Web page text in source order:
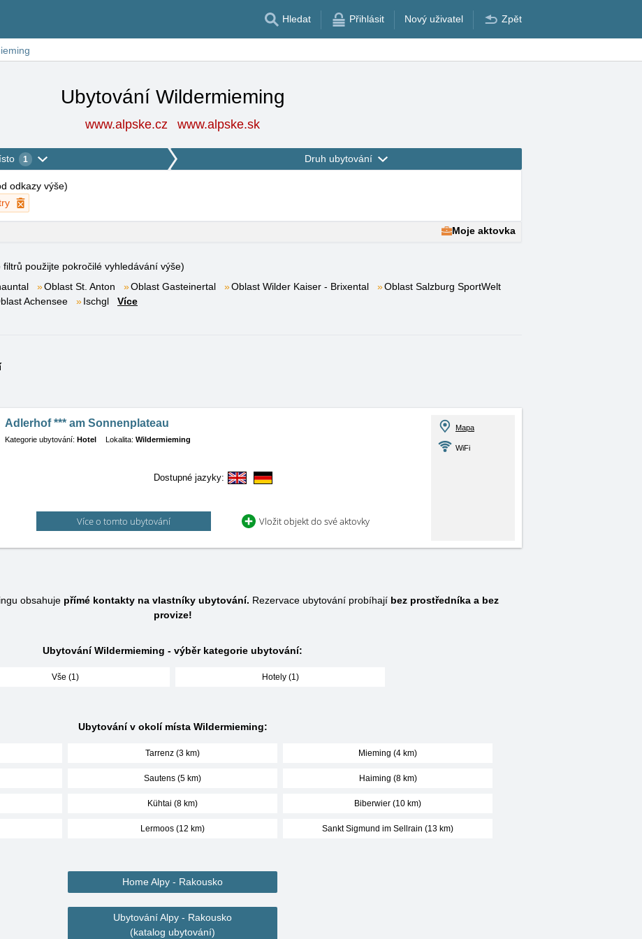
Hledat Přihlásit Nový uživatel Zpět
Ubytování Wildermieming
www.alpske.cz www.alpske.sk
1 Druh ubytování
odkazy výše)
Moje aktovka
použijte pokročilé vyhledávání výše)
Oblast St. Anton Oblast Gasteinertal Oblast Wilder Kaiser - Brixental
Oblast Salzburg SportWelt
Achensee Ischgl
Více
Adlerhof *** am Sonnenplateau
Kategorie ubytování: Hotel Lokalita: Wildermieming
Dostupné jazyky:
Více o tomto ubytování Vložit objekt do své aktovky
Mapa
WiFi
obsahuje přímé kontakty na vlastníky ubytování. Rezervace ubytování probíhají bez prostředníka a bez
provize!
Ubytování Wildermieming - výběr kategorie ubytování:
Vše (1) Hotely (1)
Ubytování v okolí místa Wildermieming:
Tarrenz (3 km) Mieming (4 km)
Sautens (5 km) Haiming (8 km)
Kühtai (8 km) Biberwier (10 km)
Lermoos (12 km) Sankt Sigmund im Sellrain (13 km)
Home Alpy - Rakousko
Ubytování Alpy - Rakousko
(katalog ubytování)